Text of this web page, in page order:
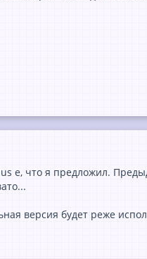
e, что я предложил.
версия будет реже